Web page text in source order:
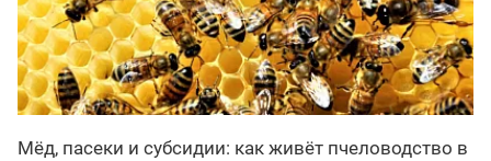
Мёд, пасеки и субсидии: как живёт пчеловодство в